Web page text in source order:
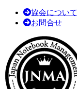
協会について
お問合せ